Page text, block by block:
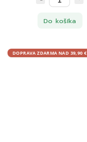
Do košíka
DOPRAVA ZDARMA NAD 39,90 €